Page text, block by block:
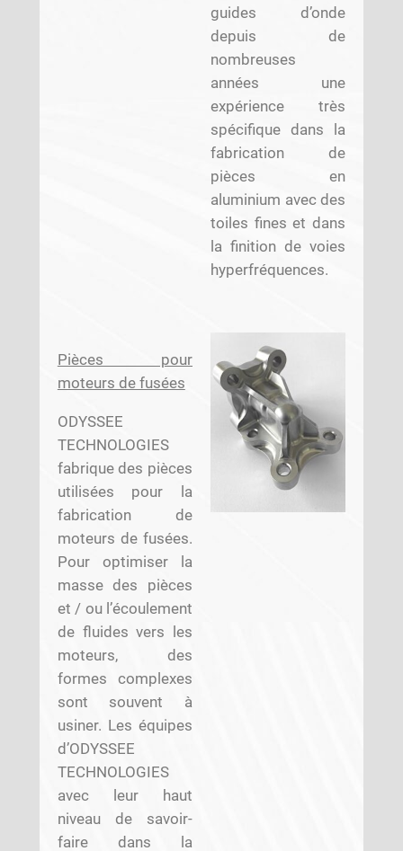
guides d’onde
depuis de
nombreuses
années une
expérience très
spécifique dans la
fabrication de
pièces en
aluminium avec des
toiles fines et dans
la finition de voies
hyperfréquences.
Pièces pour
moteurs de fusées
ODYSSEE
TECHNOLOGIES
fabrique des pièces
utilisées pour la
fabrication de
moteurs de fusées.
Pour optimiser la
masse des pièces
et / ou l’écoulement
de fluides vers les
moteurs, des
formes complexes
sont souvent à
usiner. Les équipes
d’ODYSSEE
TECHNOLOGIES
avec leur haut
niveau de savoir-
faire dans la